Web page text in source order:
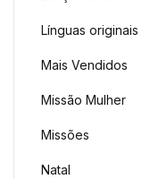
Línguas originais
Mais Vendidos
Missão Mulher
Missões
Natal